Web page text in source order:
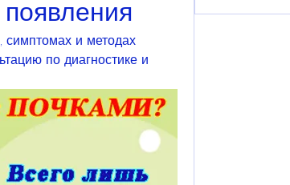
симптомах и методах
по диагностике и